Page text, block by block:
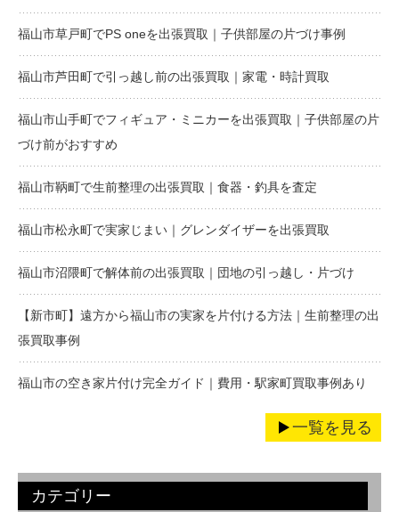
福山市草戸町でPS oneを出張買取｜子供部屋の片づけ事例
福山市芦田町で引っ越し前の出張買取｜家電・時計買取
福山市山手町でフィギュア・ミニカーを出張買取｜子供部屋の片
づけ前がおすすめ
福山市鞆町で生前整理の出張買取｜食器・釣具を査定
福山市松永町で実家じまい｜グレンダイザーを出張買取
福山市沼隈町で解体前の出張買取｜団地の引っ越し・片づけ
【新市町】遠方から福山市の実家を片付ける方法｜生前整理の出
張買取事例
福山市の空き家片付け完全ガイド｜費用・駅家町買取事例あり
一覧を見る
カテゴリー